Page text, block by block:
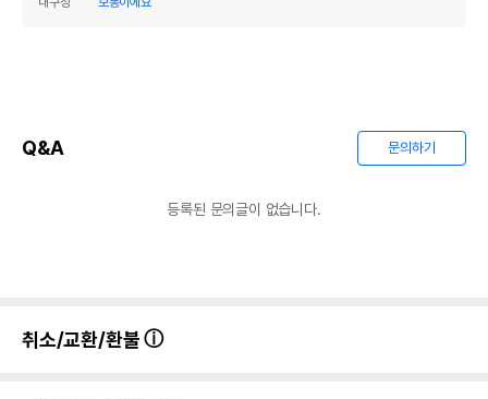
Q&A 문의하기
등록된 문의글이 없습니다.
취소/교환/환불